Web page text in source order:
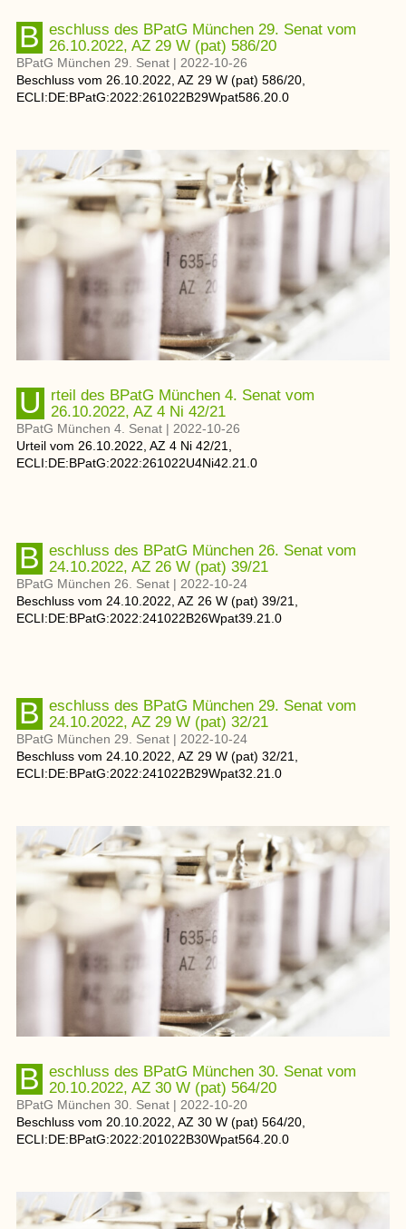
Beschluss des BPatG München 29. Senat vom 26.10.2022, AZ 29 W (pat) 586/20
BPatG München 29. Senat | 2022-10-26
Beschluss vom 26.10.2022, AZ 29 W (pat) 586/20,
ECLI:DE:BPatG:2022:261022B29Wpat586.20.0
Urteil des BPatG München 4. Senat vom 26.10.2022, AZ 4 Ni 42/21
BPatG München 4. Senat | 2022-10-26
Urteil vom 26.10.2022 , AZ 4 Ni 42/21
ECLI:DE:BPatG:2022:261022U4Ni42.21.0
Beschluss des BPatG München 26. Senat vom 24.10.2022, AZ 26 W (pat) 39/21
BPatG München 26. Senat | 2022-10-24
Beschluss vom 24.10.2022 , AZ 26 W (pat) 39/21
ECLI:DE:BPatG:2022:241022B26Wpat39.21.0
Beschluss des BPatG München 29. Senat vom 24.10.2022, AZ 29 W (pat) 32/21
BPatG München 29. Senat | 2022-10-24
Beschluss vom 24.10.2022 , AZ 29 W (pat) 32/21
ECLI:DE:BPatG:2022:241022B29Wpat32.21.0
Beschluss des BPatG München 30. Senat vom 20.10.2022, AZ 30 W (pat) 564/20
BPatG München 30. Senat | 2022-10-20
Beschluss vom 20.10.2022 , AZ 30 W (pat) 564/20
ECLI:DE:BPatG:2022:201022B30Wpat564.20.0